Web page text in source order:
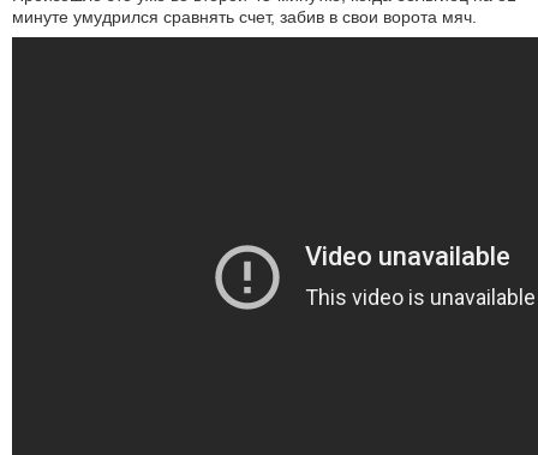
минуте умудрился сравнять счет, забив в свои ворота мяч.